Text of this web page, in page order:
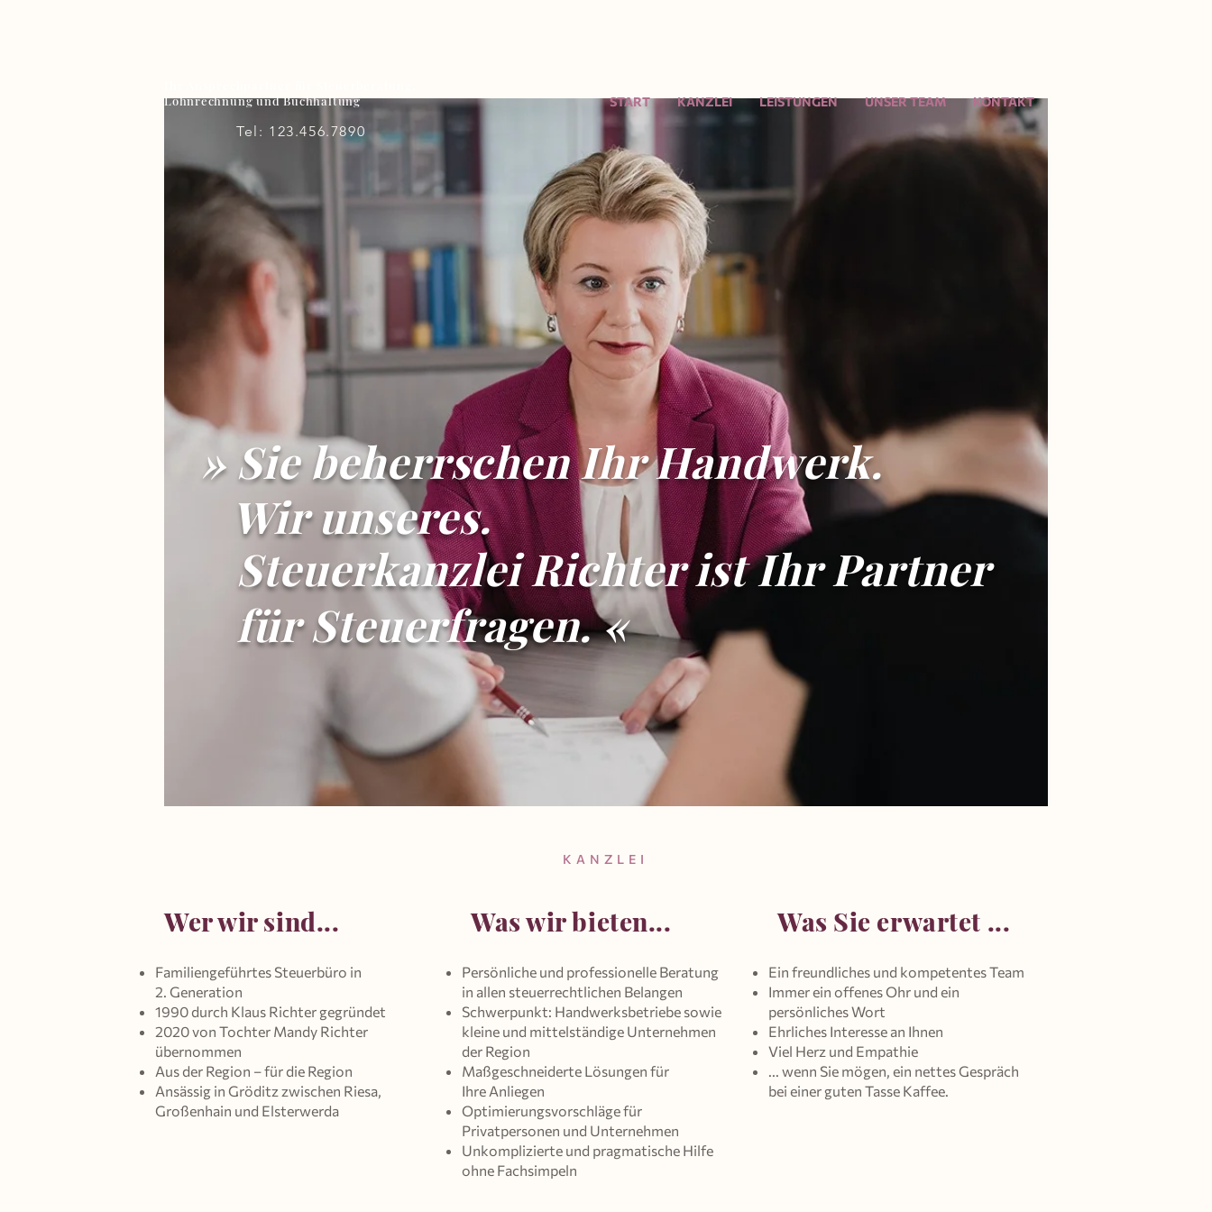
Lohnrechnung und Buchhaltung
START KANZLEI LEISTUNGEN UNSER TEAM KONTAKT
» Sie beherrschen Ihr Handwerk.
Wir unseres.
Steuerkanzlei Richter ist Ihr Partner
für Steuerfragen. «
Tel: 123.456.7890
KANZLEI
Wer wir sind...
Familiengeführtes Steuerbüro in
2. Generation
1990 durch Klaus Richter gegründet
2020 von Tochter Mandy Richter
übernommen
Aus der Region – für die Region
Ansässig in Gröditz zwischen Riesa,
Großenhain und Elsterwerda
Was wir bieten...
Persönliche und professionelle Beratung
in allen steuerrechtlichen Belangen
Schwerpunkt: Handwerksbetriebe sowie
kleine und mittelständige Unternehmen
der Region
Maßgeschneiderte Lösungen für
Ihre Anliegen
Optimierungsvorschläge für
Privatpersonen und Unternehmen
Unkomplizierte und pragmatische Hilfe
ohne Fachsimpeln
Was Sie erwartet ...
Ein freundliches und kompetentes Team
Immer ein offenes Ohr und ein
persönliches Wort
Ehrliches Interesse an Ihnen
Viel Herz und Empathie
... wenn Sie mögen, ein nettes Gespräch
bei einer guten Tasse Kaffee.